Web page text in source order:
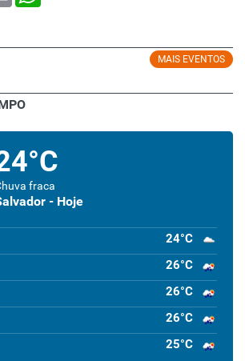
MAIS EVENTOS
fraca
- Hoje
24°C
26°C
26°C
26°C
25°C